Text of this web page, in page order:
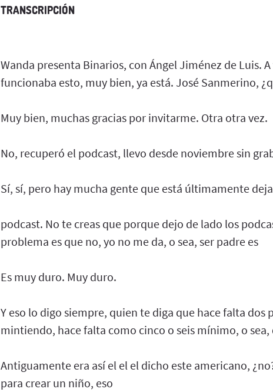
TRANSCRIPCIÓN
Wanda presenta Binarios, con Ángel Jiménez de Luis.
funcionaba esto, muy bien, ya está. José Sanmerino,
Muy bien, muchas gracias por invitarme. Otra otra vez.
No, recuperó el podcast, llevo desde noviembre sin
Sí, sí, pero hay mucha gente que está últimamente
podcast. No te creas que porque dejo de lado los
problema es que no, yo no me da, o sea, ser padre es
Es muy duro. Muy duro.
Y eso lo digo siempre, quien te diga que hace falta dos
mintiendo, hace falta como cinco o seis mínimo, o sea,
Antiguamente era así el el el dicho este americano,
para crear un niño, eso